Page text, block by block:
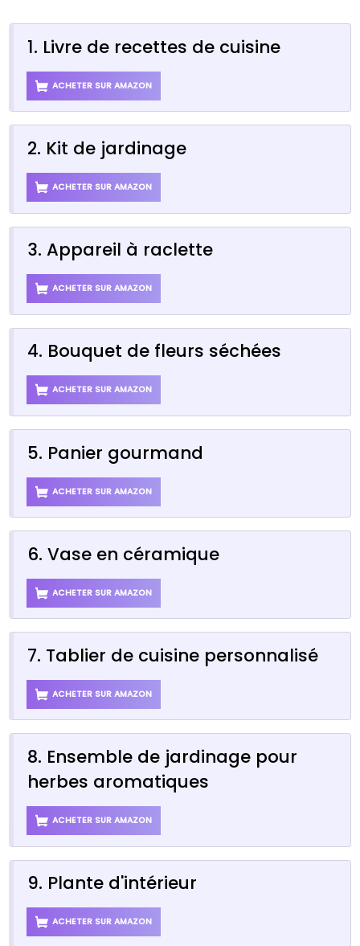
1. Livre de recettes de cuisine
ACHETER SUR AMAZON
2. Kit de jardinage
ACHETER SUR AMAZON
3. Appareil à raclette
ACHETER SUR AMAZON
4. Bouquet de fleurs séchées
ACHETER SUR AMAZON
5. Panier gourmand
ACHETER SUR AMAZON
6. Vase en céramique
ACHETER SUR AMAZON
7. Tablier de cuisine personnalisé
ACHETER SUR AMAZON
8. Ensemble de jardinage pour
herbes aromatiques
ACHETER SUR AMAZON
9. Plante d'intérieur
ACHETER SUR AMAZON